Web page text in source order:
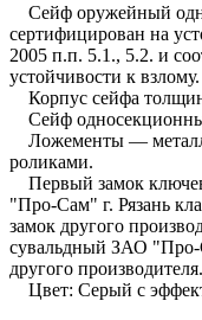
Сейф оружейный
сертифицирован на
2005 п.п. 5.1., 5.2. и
устойчивости к взлому.
Корпус сейфа
Сейф
Ложементы —
роликами.
Первый замок
"Про-Сам" г. Рязань
замок другого
сувальдный ЗАО "Про-
другого производителя.
Цвет: Серый с